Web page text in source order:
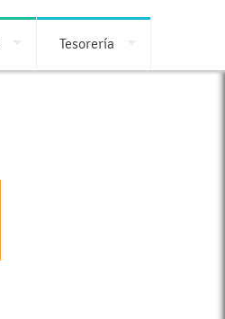
Tesorería